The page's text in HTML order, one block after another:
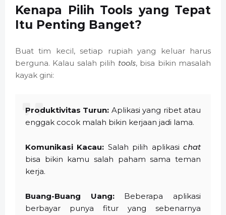
Kenapa Pilih Tools yang Tepat
Itu Penting Banget?
Buat tim kecil, setiap rupiah yang keluar harus
berguna. Kalau salah pilih tools, bisa bikin masalah
kayak gini:
Produktivitas Turun: Aplikasi yang ribet atau
enggak cocok malah bikin kerjaan jadi lama.
Komunikasi Kacau: Salah pilih aplikasichat
bisa bikin kamu salah paham sama teman
kerja.
Buang-Buang Uang:Beberapa aplikasi
berbayar punya fitur yang sebenarnya